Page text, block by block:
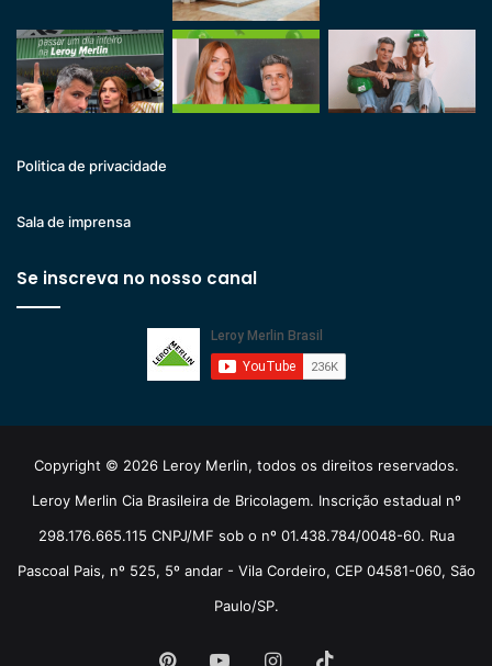
Politica de privacidade
Sala de imprensa
Se inscreva no nosso canal
Copyright © 2026 Leroy Merlin, todos os direitos reservados.
Leroy Merlin Cia Brasileira de Bricolagem. Inscrição estadual nº
298.176.665.115 CNPJ/MF sob o nº 01.438.784/0048-60. Rua
Pascoal Pais, nº 525, 5º andar - Vila Cordeiro, CEP 04581-060, São
Paulo/SP.
PinterestYouTubeInstagram